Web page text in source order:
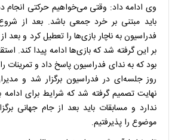
وی ادامه داد: وقتی می‌خواهیم حرکتی انجام
باید مبتنی بر خرد جمعی باشد. بعد از
فدراسیون به ناچار بازی‌ها را تعطیل کرد و
بر این گرفته شد که بازی‌ها ادامه پیدا کند.
بود که به ندای فدراسیون پاسخ داد و تمرینات
روز جلسه‌ای در فدراسیون برگزار شد و
نهایت تصمیم گرفته شد که شرایط برای ادامه
ندارد و مسابقات باید بعد از جام جهانی
موضوع را پذیرفتیم.